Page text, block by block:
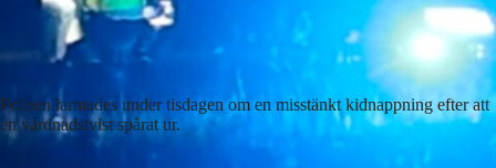
Polisen larmades under tisdagen om en misstänkt kidnappning efter att
en vårdnadstvist spårat ur.